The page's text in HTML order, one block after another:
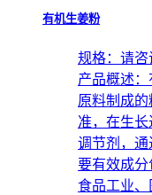
有机生姜粉
规格： 请咨
产品概述：
原料制成
准，在生
调节剂，
要有效成
食品工业